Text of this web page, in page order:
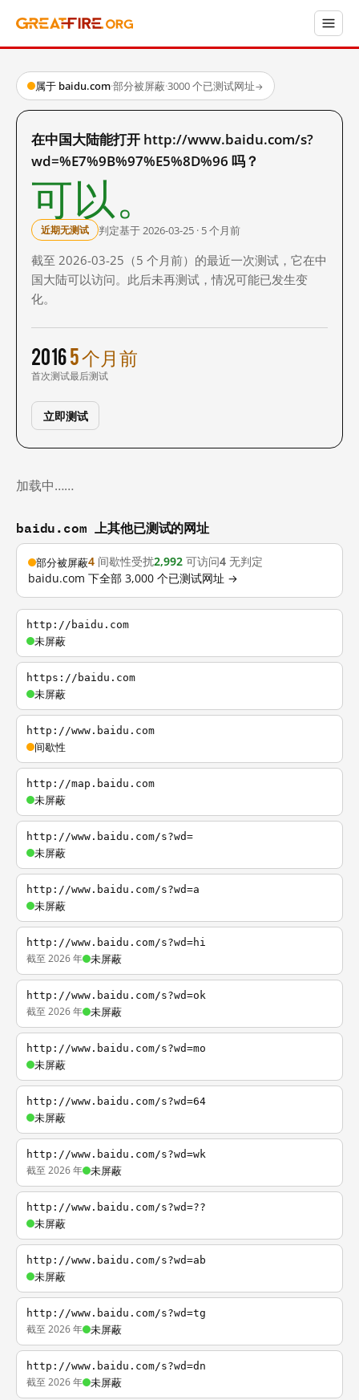
属于 baidu.com·部分被屏蔽·3000 个已测试网址→
在中国大陆能打开 http://www.baidu.com/s?
wd=%E7%9B%97%E5%8D%96 吗？
可以。
近期无测试 判定基于 2026-03-25 · 5 个月前
截至 2026-03-25（5 个月前）的最近一次测试，它在中
国大陆可以访问。此后未再测试，情况可能已发生变
化。
2016
首次测试
5 个月前
最后测试
立即测试
加载中……
baidu.com 上其他已测试的网址
部分被屏蔽4 间歇性受扰2,992 可访问4 无判定
baidu.com 下全部 3,000 个已测试网址 →
http://baidu.com
未屏蔽
https://baidu.com
未屏蔽
http://www.baidu.com
间歇性
http://map.baidu.com
未屏蔽
http://www.baidu.com/s?wd=
未屏蔽
http://www.baidu.com/s?wd=a
未屏蔽
http://www.baidu.com/s?wd=hi
截至 2026 年 未屏蔽
http://www.baidu.com/s?wd=ok
截至 2026 年 未屏蔽
http://www.baidu.com/s?wd=mo
未屏蔽
http://www.baidu.com/s?wd=64
未屏蔽
http://www.baidu.com/s?wd=wk
截至 2026 年 未屏蔽
http://www.baidu.com/s?wd=??
未屏蔽
http://www.baidu.com/s?wd=ab
未屏蔽
http://www.baidu.com/s?wd=tg
截至 2026 年 未屏蔽
http://www.baidu.com/s?wd=dn
截至 2026 年 未屏蔽